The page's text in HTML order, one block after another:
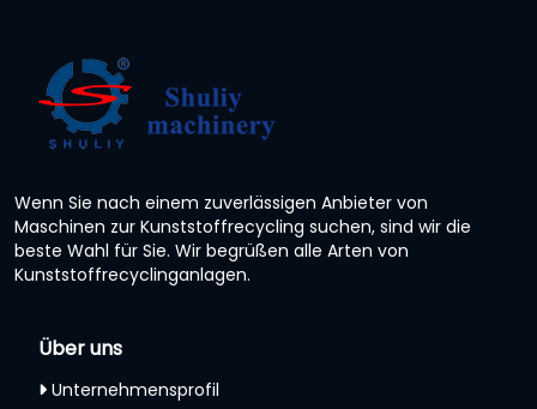
Wenn Sie nach einem zuverlässigen Anbieter von
Maschinen zur Kunststoffrecycling suchen, sind wir die
beste Wahl für Sie. Wir begrüßen alle Arten von
Kunststoffrecyclinganlagen.
Über uns
Unternehmensprofil